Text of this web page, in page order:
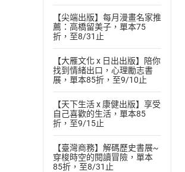
【尖端出版】每月漫畫名家推
薦：高橋留美子，單本75
折，至8/31止
【大雁文化 x 日出出版】陪你
找到情緒出口，心理勵志書
展，單本85折，至9/10止
【天下生活 x 康健出版】享受
自己喜歡的生活，單本85
折，至9/15止
【臺灣商務】解碼歷史書展~
穿梭時空的閱讀冒險，單本
85折，至8/31止